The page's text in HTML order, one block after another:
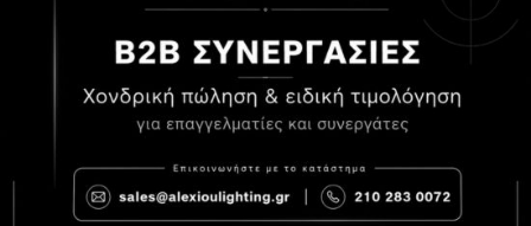
Κατάστημα Χαλάνδρι:Σαρανταπόρου 55, 15232, Χαλάνδρι
sales@alexioulighting.gr
210 283 0072
6983123181